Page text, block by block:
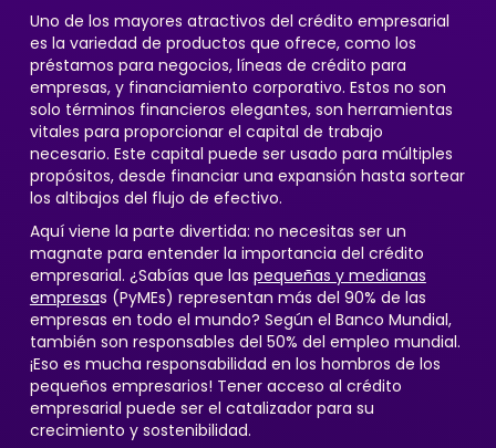
Uno de los mayores atractivos del crédito empresarial
es la variedad de productos que ofrece, como los
préstamos para negocios, líneas de crédito para
empresas, y financiamiento corporativo. Estos no son
solo términos financieros elegantes, son herramientas
vitales para proporcionar el capital de trabajo
necesario. Este capital puede ser usado para múltiples
propósitos, desde financiar una expansión hasta sortear
los altibajos del flujo de efectivo.
Aquí viene la parte divertida: no necesitas ser un
magnate para entender la importancia del crédito
empresarial. ¿Sabías que las pequeñas y medianas
empresas (PyMEs) representan más del 90% de las
empresas en todo el mundo? Según el Banco Mundial,
también son responsables del 50% del empleo mundial.
¡Eso es mucha responsabilidad en los hombros de los
pequeños empresarios! Tener acceso al crédito
empresarial puede ser el catalizador para su
crecimiento y sostenibilidad.